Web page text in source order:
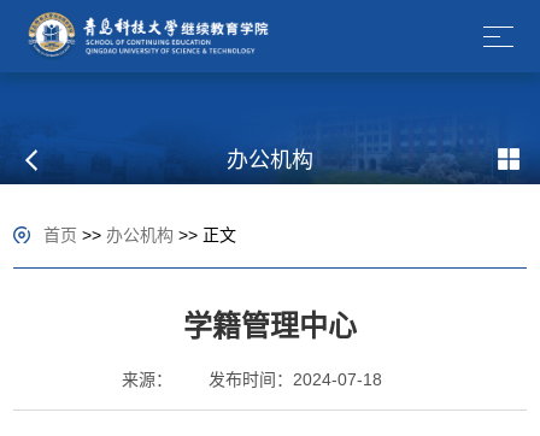
办公机构
首页 >>办公机构 >> 正文
学籍管理中心
来源： 发布时间：2024-07-18